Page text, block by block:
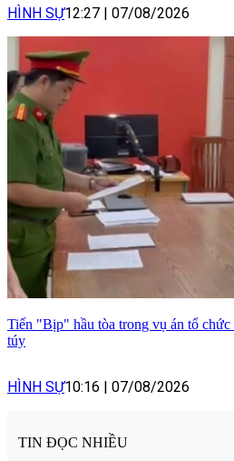
HÌNH SỰ12:27 07/08/2026
Tiến "Bịp" hầu tòa trong vụ án tổ chức
túy
HÌNH SỰ10:16 07/08/2026
TIN ĐỌC NHIỀU